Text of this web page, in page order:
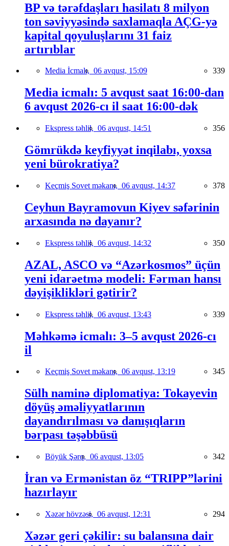
BP və tərəfdaşları hasilatı 8 milyon
ton səviyyəsində saxlamaqla AÇG-yə
kapital qoyuluşlarını 31 faiz
artırıblar
Media İcmalı, 06 avqust, 15:09 339
Media icmalı: 5 avqust saat 16:00-dan
6 avqust 2026-cı il saat 16:00-dək
Ekspress təhlil, 06 avqust, 14:51 356
Gömrükdə keyfiyyət inqilabı, yoxsa
yeni bürokratiya?
Keçmiş Sovet məkanı, 06 avqust, 14:37 378
Ceyhun Bayramovun Kiyev səfərinin
arxasında nə dayanır?
Ekspress təhlil, 06 avqust, 14:32 350
AZAL, ASCO və “Azərkosmos” üçün
yeni idarəetmə modeli: Fərman hansı
dəyişiklikləri gətirir?
Ekspress təhlil, 06 avqust, 13:43 339
Məhkəmə icmalı: 3–5 avqust 2026-cı
il
Keçmiş Sovet məkanı, 06 avqust, 13:19 345
Sülh naminə diplomatiya: Tokayevin
döyüş əməliyyatlarının
dayandırılması və danışıqların
bərpası təşəbbüsü
Böyük Şərq, 06 avqust, 13:05 342
İran və Ermənistan öz “TRIPP”lərini
hazırlayır
Xəzər hövzəsi, 06 avqust, 12:31 294
Xəzər geri çəkilir: su balansına dair